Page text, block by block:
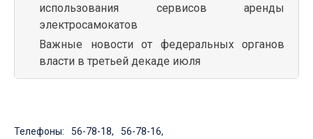
использования сервисов аренды
электросамокатов
Важные новости от федеральных органов
власти в третьей декаде июля
Телефоны: 56-78-18, 56-78-16,